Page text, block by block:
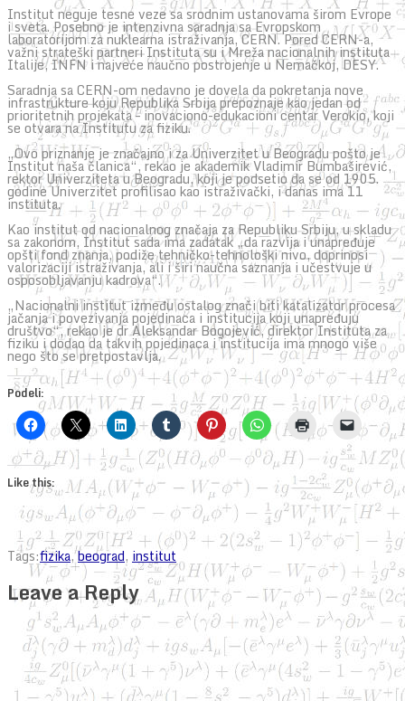
Institut neguje tesne veze sa srodnim ustanovama širom Evrope
i sveta. Posebno je intenzivna saradnja sa Evropskom
laboratorijom za nuklearna istraživanja, CERN. Pored CERN-a,
važni strateški partneri Instituta su i Mreža nacionalnih instituta
Italije, INFN i najveće naučno postrojenje u Nemačkoj, DESY.
Saradnja sa CERN-om nedavno je dovela da pokretanja nove
infrastrukture koju Republika Srbija prepoznaje kao jedan od
prioritetnih projekata – inovaciono-edukacioni centar Verokio, koji
se otvara na Institutu za fiziku.
„Ovo priznanje je značajno i za Univerzitet u Beogradu pošto je
Institut naša članica“, rekao je akademik Vladimir Bumbaširević,
rektor Univerziteta u Beogradu, koji je podsetio da se od 1905.
godine Univerzitet profilisao kao istraživački, i danas ima 11
instituta.
Kao institut od nacionalnog značaja za Republiku Srbiju, u skladu
sa zakonom, Institut sada ima zadatak „da razvija i unapređuje
opšti fond znanja, podiže tehničko-tehnološki nivo, doprinosi
valorizaciji istraživanja, ali i širi naučna saznanja i učestvuje u
osposobljavanju kadrova“.
„Nacionalni institut između ostalog znači biti katalizator procesa
jačanja i povezivanja pojedinaca i institucija koji unapređuju
društvo“, rekao je dr Aleksandar Bogojević, direktor Instituta za
fiziku i dodao da takvih pojedinaca i institucija ima mnogo više
nego što se pretpostavlja.
Podeli:
Like this:
Tags:fizika,beograd, institut
Leave a Reply